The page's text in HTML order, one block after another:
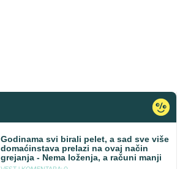
Godinama svi birali pelet, a sad sve više
domaćinstava prelazi na ovaj način
grejanja - Nema loženja, a računi manji